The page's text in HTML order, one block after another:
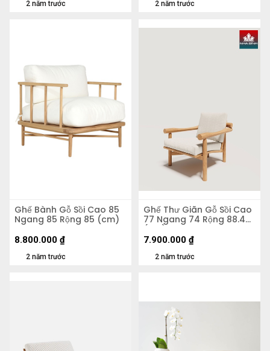
2 năm trước 2 năm trước
Ghế Bành Gỗ Sồi Cao 85
Ngang 85 Rộng 85 (cm)
2 năm trước
8.800.000 ₫
Ghế Thư Giãn Gỗ Sồi Cao
77 Ngang 74 Rộng 88.4
(cm)
2 năm trước
7.900.000 ₫